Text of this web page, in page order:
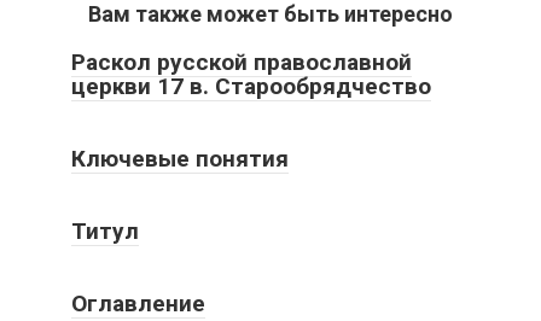
Вам также может быть интересно
Раскол русской православной
церкви 17 в. Старообрядчество
Ключевые понятия
Титул
Оглавление